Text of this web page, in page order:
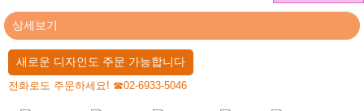
상세보기
새로운 디자인도 주문 가능합니다
전화로도 주문하세요! ☎02-6933-5046